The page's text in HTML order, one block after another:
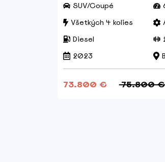
SUV/Coupé
Všetkých 4 kolies
Diesel
2023
73.800 € 75.800 €